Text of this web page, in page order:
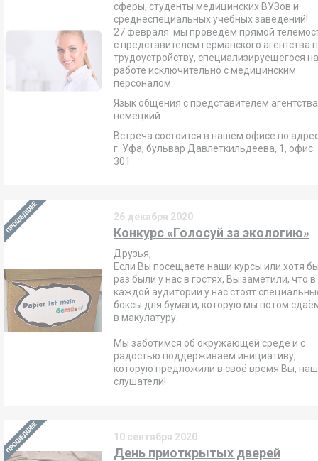
сферы, студенты медицинских ВУЗов и
среднеспециальных учебных заведений!
27 февраля мы проведём прямой
с представителем германского агентства
трудоустройству, специализируещегося на
работе исключительно с медицинским
персоналом.
Язык общения с представителем агентства
немецкий
Встреча состоится в нашем офисе по
г. Уфа, бульвар Давлеткильдеева, 1, офис
301
26 декабря 2020
Конкурс «Голосуй за экологию»
Друзья,
Если Вы посещаете наши курсы или хотя
раз были у нас в гостях, Вы заметили, что в
каждой аудитории у нас стоят
боксы для бумаги, которую мы потом
в макулатуру.
Мы заботимся об окружающей среде и с
радостью поддерживаем инициативу,
которую предложили в своё время Вы,
слушатели!
10 сентября 2020
День приоткрытых дверей